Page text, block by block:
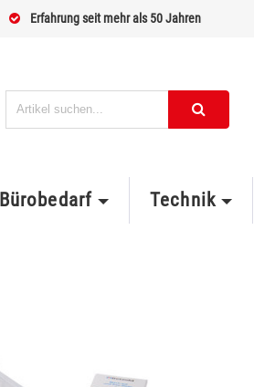
Erfahrung seit mehr als 50 Jahren
Bürobedarf Technik